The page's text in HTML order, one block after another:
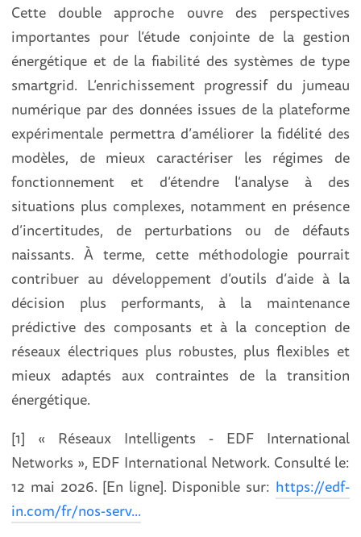
Cette double approche ouvre des perspectives
importantes pour l’étude conjointe de la gestion
énergétique et de la fiabilité des systèmes de type
smartgrid. L’enrichissement progressif du jumeau
numérique par des données issues de la plateforme
expérimentale permettra d’améliorer la fidélité des
modèles, de mieux caractériser les régimes de
fonctionnement et d’étendre l’analyse à des
situations plus complexes, notamment en présence
d’incertitudes, de perturbations ou de défauts
naissants. À terme, cette méthodologie pourrait
contribuer au développement d’outils d’aide à la
décision plus performants, à la maintenance
prédictive des composants et à la conception de
réseaux électriques plus robustes, plus flexibles et
mieux adaptés aux contraintes de la transition
énergétique.
[1] « Réseaux Intelligents - EDF International
Networks », EDF International Network. Consulté le:
12 mai 2026. [En ligne]. Disponible sur: https://edf-
in.com/fr/nos-serv...